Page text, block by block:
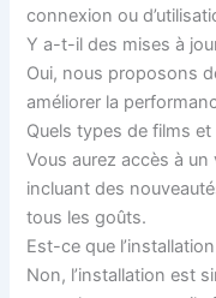
connexion ou
Y a-t-il des mises à
Oui, nous proposons
améliorer la
Quels types de films
Vous aurez accès à
incluant des
tous les goûts.
Est-ce que
Non, l’installation est